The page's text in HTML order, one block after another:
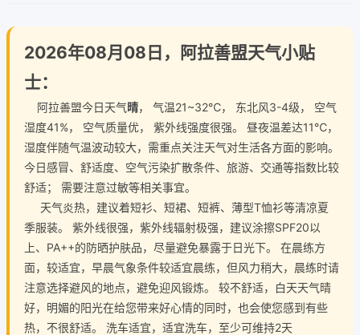
2026年08月08日，阿拉善盟天气小贴
士：
阿拉善盟今日天气晴， 气温21~32℃， 东北风3-4级， 空气
湿度41%， 空气质量优， 紫外线强度很强。 昼夜温差达11℃，
湿度伴随气温波动较大，需重点关注天气对生活各方面的影响。
今日感冒、舒适度、空气污染扩散条件、旅游、交通等指数比较
舒适； 需要注意过敏等相关事宜。
天气炎热，建议着短衫、短裙、短裤、薄型T恤衫等清凉夏
季服装。 紫外线很强，紫外线辐射极强，建议涂擦SPF20以
上、PA++的防晒护肤品，尽量避免暴露于日光下。 在晨练方
面，较适宜，早晨气象条件较适宜晨练，但风力稍大，晨练时请
注意选择避风的地点，避免迎风锻炼。 较不舒适，白天天气晴
好，明媚的阳光在给您带来好心情的同时，也会使您感到有些
热，不很舒适。 洗车适宜，适宜洗车，至少可维持2天